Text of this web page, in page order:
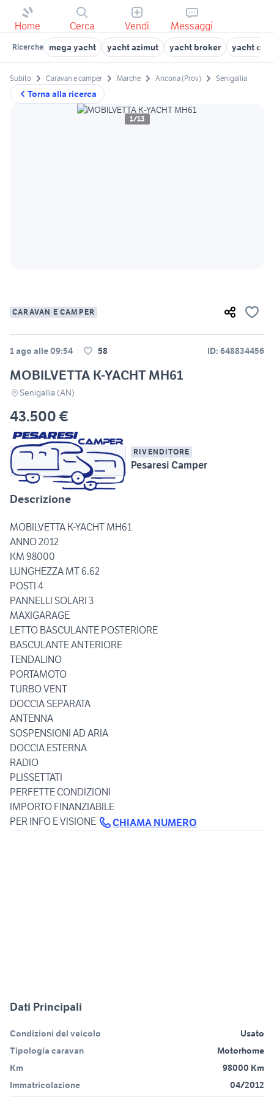
Home Cerca Vendi Messaggi
Ricerche mega yacht yacht azimut yacht broker yacht
Torna alla ricerca
Subito Caravan e camper Marche Ancona (Prov) Senigallia
1/13
CARAVAN E CAMPER
1 ago alle 09:54 58 ID: 648834456
MOBILVETTA K-YACHT MH61
Senigallia (AN)
43.500 €
RIVENDITORE
Pesaresi Camper
Descrizione
MOBILVETTA K-YACHT MH61
ANNO 2012
KM 98000
LUNGHEZZA MT 6.62
POSTI 4
PANNELLI SOLARI 3
MAXIGARAGE
LETTO BASCULANTE POSTERIORE
BASCULANTE ANTERIORE
TENDALINO
PORTAMOTO
TURBO VENT
DOCCIA SEPARATA
ANTENNA
SOSPENSIONI AD ARIA
DOCCIA ESTERNA
RADIO
PLISSETTATI
PERFETTE CONDIZIONI
IMPORTO FINANZIABILE
PER INFO E VISIONE
CHIAMA NUMERO
Dati Principali
Condizioni del veicolo
Usato
Tipologia caravan
Motorhome
Km
98000 Km
Immatricolazione
04/2012